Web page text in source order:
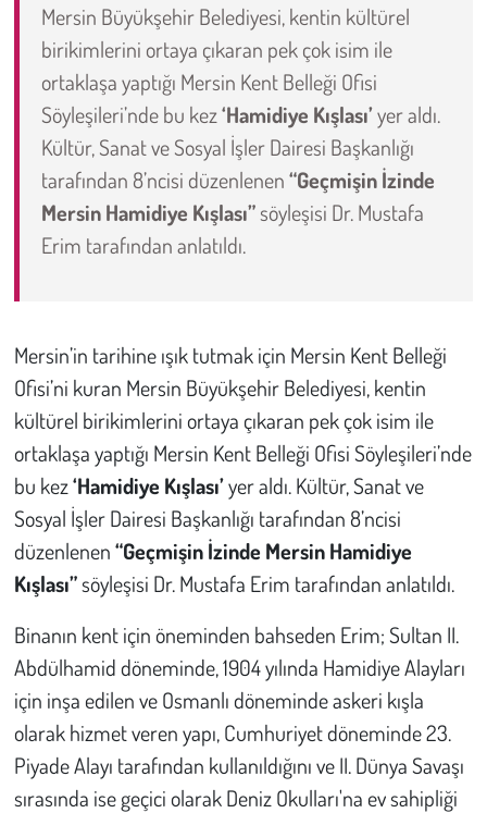
Mersin Büyükşehir Belediyesi, kentin kültürel
birikimlerini ortaya çıkaran pek çok isim ile
ortaklaşa yaptığı Mersin Kent Belleği Ofisi
Söyleşileri’nde bu kez‘Hamidiye Kışlası’yer aldı.
Kültür, Sanat ve Sosyal İşler Dairesi Başkanlığı
tarafından 8’ncisi düzenlenen“Geçmişin İzinde
Mersin Hamidiye Kışlası”söyleşisi Dr. Mustafa
Erim tarafından anlatıldı.
Mersin’in tarihine ışık tutmak için Mersin Kent Belleği
Ofisi’ni kuran Mersin Büyükşehir Belediyesi, kentin
kültürel birikimlerini ortaya çıkaran pek çok isim ile
ortaklaşa yaptığı Mersin Kent Belleği Ofisi Söyleşileri’nde
bu kez‘Hamidiye Kışlası’yer aldı. Kültür, Sanat ve
Sosyal İşler Dairesi Başkanlığı tarafından 8’ncisi
düzenlenen“Geçmişin İzinde Mersin Hamidiye
Kışlası”söyleşisi Dr. Mustafa Erim tarafından anlatıldı.
Binanın kent için öneminden bahseden Erim; Sultan II.
Abdülhamid döneminde, 1904 yılında Hamidiye Alayları
için inşa edilen ve Osmanlı döneminde askeri kışla
olarak hizmet veren yapı, Cumhuriyet döneminde 23.
Piyade Alayı tarafından kullanıldığını ve II. Dünya Savaşı
sırasında ise geçici olarak Deniz Okulları'na ev sahipliği
Hayvan Hakları
Çevre
Galeri
Günün İçinden
Hukuk
Tarım
Son Dakika
Kent
Eğlence